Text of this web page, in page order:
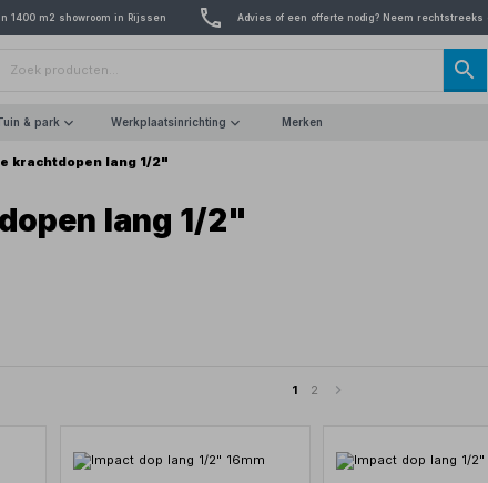
1400 m2 showroom in Rijssen Advies of een offerte nodig? Neem rechtstreeks
& park Werkplaatsinrichting Merken
krachtdopen lang 1/2"
lang 1/2"
1 2